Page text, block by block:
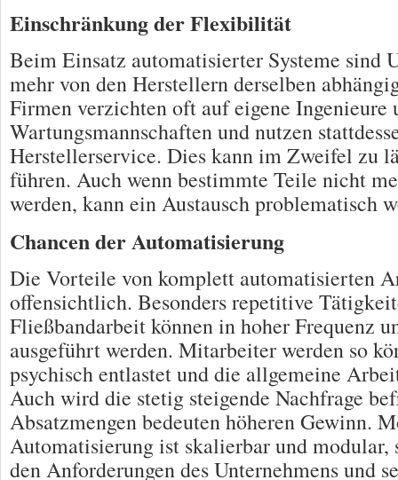
Einschränkung der Flexibilität
Beim Einsatz automatisierter Systeme sind
mehr von den Herstellern derselben
Firmen verzichten oft auf eigene Ingenieure
Wartungsmannschaften und nutzen
Herstellerservice. Dies kann im Zweifel zu
führen. Auch wenn bestimmte Teile nicht
werden, kann ein Austausch problematisch
Chancen der Automatisierung
Die Vorteile von komplett automatisierten
offensichtlich. Besonders repetitive
Fließbandarbeit können in hoher Frequenz
ausgeführt werden. Mitarbeiter werden so
psychisch entlastet und die allgemeine
Auch wird die stetig steigende Nachfrage
Absatzmengen bedeuten höheren Gewinn.
Automatisierung ist skalierbar und modular,
den Anforderungen des Unternehmens und